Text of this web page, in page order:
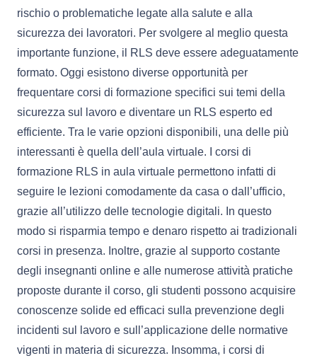
rischio o problematiche legate alla salute e alla
sicurezza dei lavoratori. Per svolgere al meglio questa
importante funzione, il RLS deve essere adeguatamente
formato. Oggi esistono diverse opportunità per
frequentare corsi di formazione specifici sui temi della
sicurezza sul lavoro e diventare un RLS esperto ed
efficiente. Tra le varie opzioni disponibili, una delle più
interessanti è quella dell’aula virtuale. I corsi di
formazione RLS in aula virtuale permettono infatti di
seguire le lezioni comodamente da casa o dall’ufficio,
grazie all’utilizzo delle tecnologie digitali. In questo
modo si risparmia tempo e denaro rispetto ai tradizionali
corsi in presenza. Inoltre, grazie al supporto costante
degli insegnanti online e alle numerose attività pratiche
proposte durante il corso, gli studenti possono acquisire
conoscenze solide ed efficaci sulla prevenzione degli
incidenti sul lavoro e sull’applicazione delle normative
vigenti in materia di sicurezza. Insomma, i corsi di